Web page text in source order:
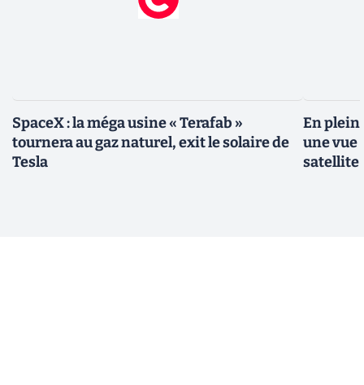
SpaceX : la méga usine « Terafab »
tournera au gaz naturel, exit le solaire de
Tesla
En
une vue
satellite